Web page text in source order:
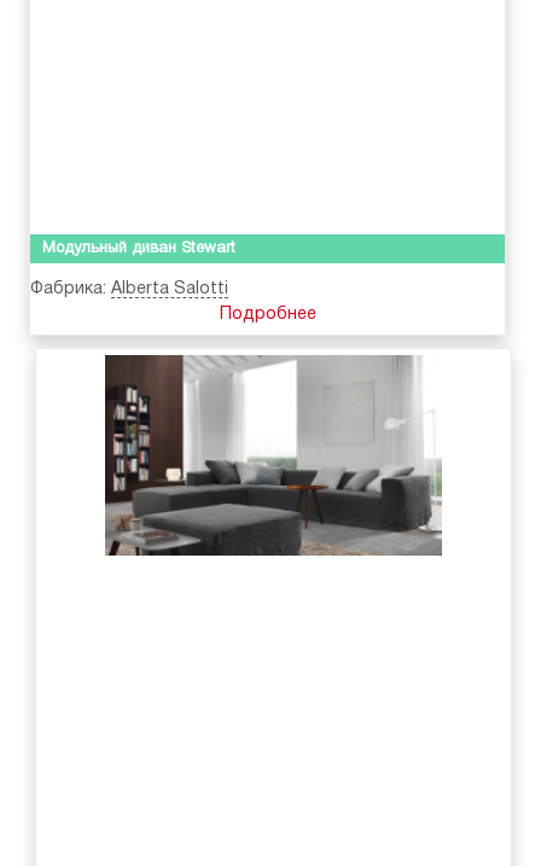
Модульный диван Stewart
Фабрика: Alberta Salotti
Подробнее